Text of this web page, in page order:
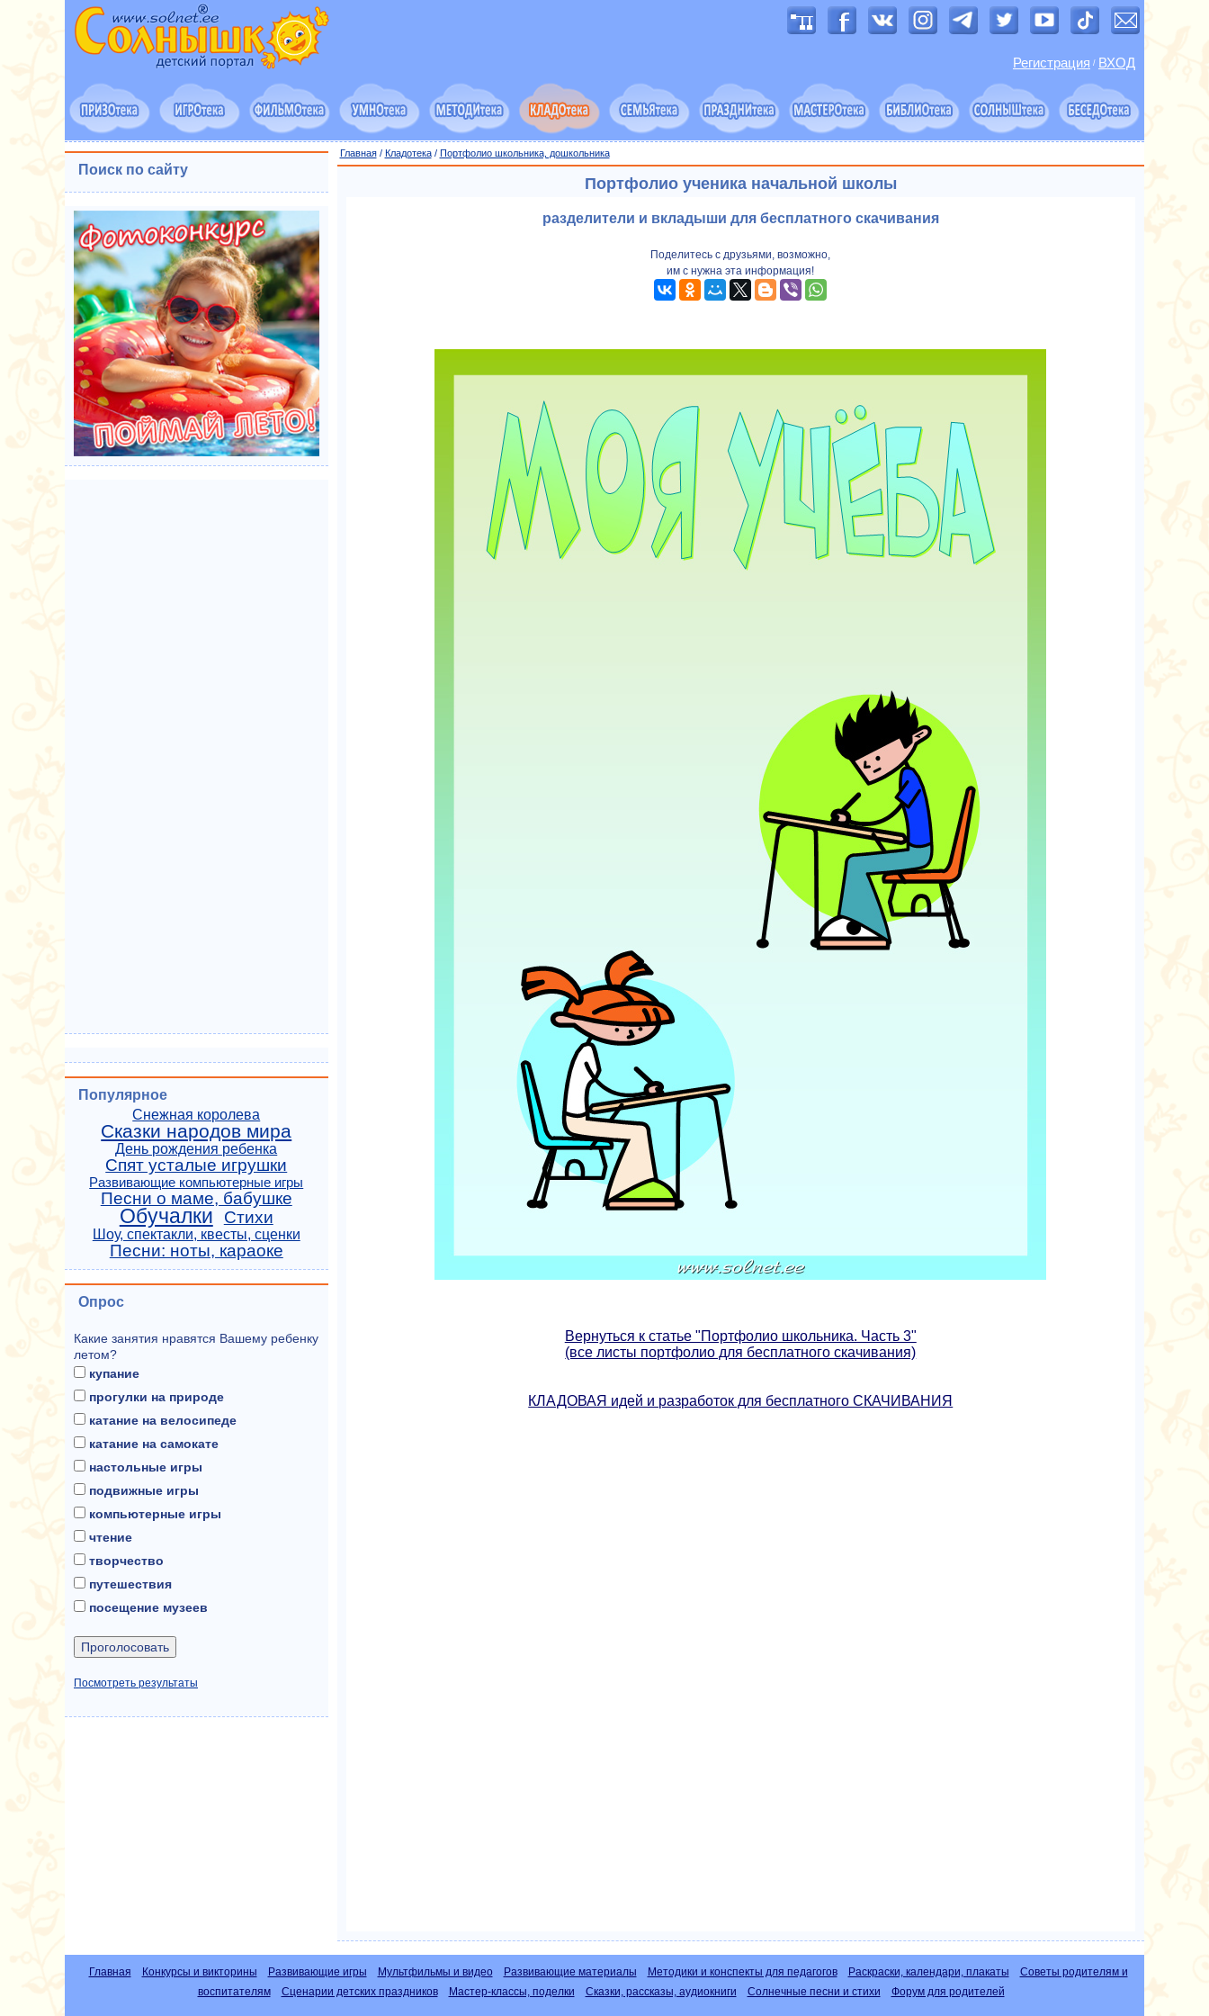
Регистрация / ВХОД
Главная/ Кладотека/ Портфолио школьника, дошкольника
Портфолио ученика начальной школы
разделители и вкладыши для бесплатного скачивания
Поделитесь с друзьями, возможно,
им с нужна эта информация!
Вернуться к статье "Портфолио школьника. Часть 3"
(все листы портфолио для бесплатного скачивания)
КЛАДОВАЯ идей и разработок для бесплатного СКАЧИВАНИЯ
Поиск по сайту
Популярное
Снежная королева
Сказки народов мира
День рождения ребенка
Спят усталые игрушки
Развивающие компьютерные игры
Песни о маме, бабушке
Обучалки Стихи
Шоу, спектакли, квесты, сценки
Песни: ноты, караоке
Опрос
Какие занятия нравятся Вашему ребенку
летом?
купание
прогулки на природе
катание на велосипеде
катание на самокате
настольные игры
подвижные игры
компьютерные игры
чтение
творчество
путешествия
посещение музеев
Посмотреть результаты
Главная Конкурсы и викторины Развивающие игры Мультфильмы и видео Развивающие материалы Методики и конспекты для педагогов Раскраски, календари, плакаты
Советы родителям и
воспитателям
Сценарии детских праздников Мастер-классы, поделки Сказки, рассказы, аудиокниги Солнечные песни и стихи Форум для родителей